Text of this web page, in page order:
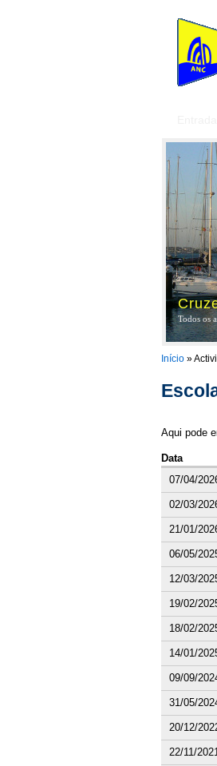
Todos os
You are
Início »
Aqui pode
Data
07/04/
02/03/
21/01/
06/05/
12/03/
19/02/
18/02/
14/01/
09/09/
31/05/
20/12/
22/11/2021